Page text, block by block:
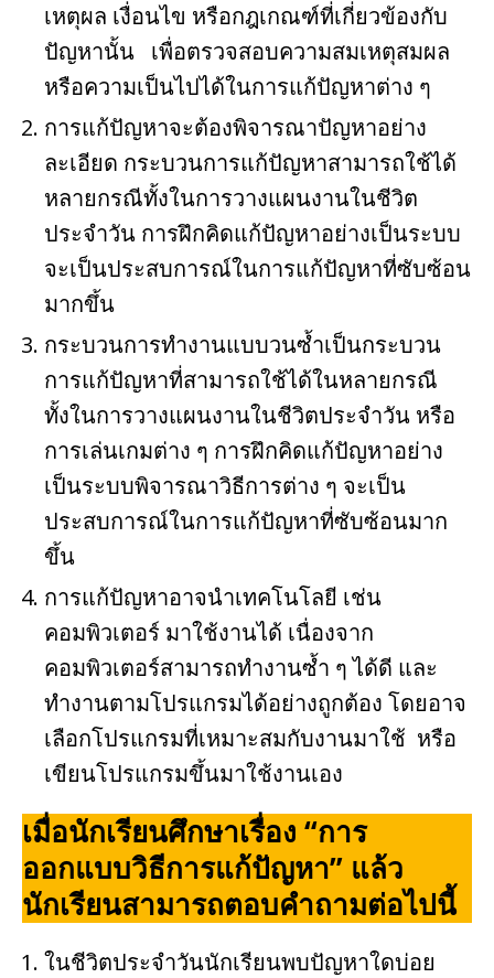
เหตุผล เงื่อนไข หรือกฎเกณฑ์ที่เกี่ยวข้องกับ
ปัญหานั้น เพื่อตรวจสอบความสมเหตุสมผล
หรือความเป็นไปได้ในการแก้ปัญหาต่าง ๆ
การแก้ปัญหาจะต้องพิจารณาปัญหาอย่าง
ละเอียด กระบวนการแก้ปัญหาสามารถใช้ได้
หลายกรณีทั้งในการวางแผนงานในชีวิต
ประจำวัน การฝึกคิดแก้ปัญหาอย่างเป็นระบบ
จะเป็นประสบการณ์ในการแก้ปัญหาที่ซับซ้อน
มากขึ้น
กระบวนการทำงานแบบวนซ้ำเป็นกระบวน
การแก้ปัญหาที่สามารถใช้ได้ในหลายกรณี
ทั้งในการวางแผนงานในชีวิตประจำวัน หรือ
การเล่นเกมต่าง ๆ การฝึกคิดแก้ปัญหาอย่าง
เป็นระบบพิจารณาวิธีการต่าง ๆ จะเป็น
ประสบการณ์ในการแก้ปัญหาที่ซับซ้อนมาก
ขึ้น
การแก้ปัญหาอาจนำเทคโนโลยี เช่น
คอมพิวเตอร์ มาใช้งานได้ เนื่องจาก
คอมพิวเตอร์สามารถทำงานซ้ำ ๆ ได้ดี และ
ทำงานตามโปรแกรมได้อย่างถูกต้อง โดยอาจ
เลือกโปรแกรมที่เหมาะสมกับงานมาใช้ หรือ
เขียนโปรแกรมขึ้นมาใช้งานเอง
เมื่อนักเรียนศึกษาเรื่อง “การ
ออกแบบวิธีการแก้ปัญหา” แล้ว
นักเรียนสามารถตอบคำถามต่อไปนี้
ในชีวิตประจำวันนักเรียนพบปัญหาใดบ่อย